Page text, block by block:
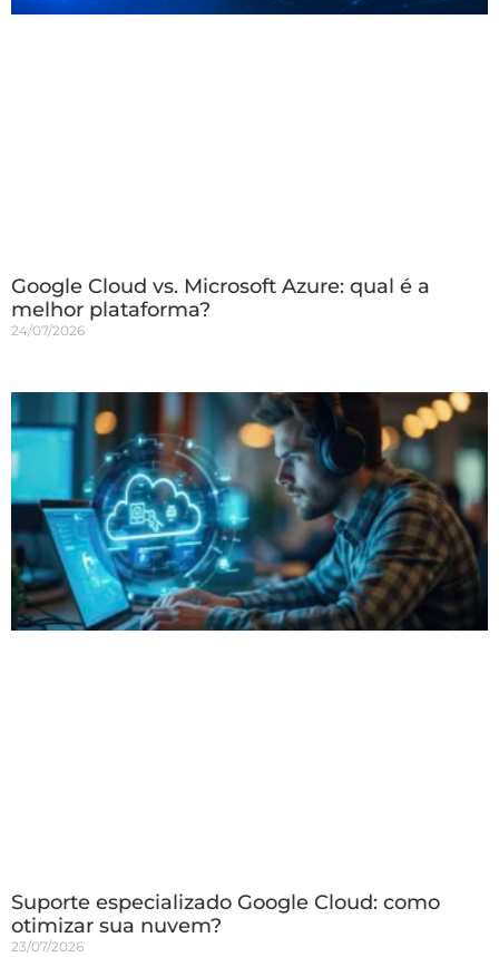
Google Cloud vs. Microsoft Azure: qual é a
melhor plataforma?
24/07/2026
Suporte especializado Google Cloud: como
otimizar sua nuvem?
23/07/2026